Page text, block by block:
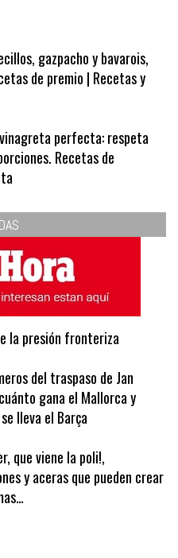
gazpacho y bavarois,
de premio | Recetas y
perfecta: respeta
Recetas de
la presión fronteriza
del traspaso de Jan
gana el Mallorca y
lleva el Barça
que viene la poli!,
y aceras que pueden crear